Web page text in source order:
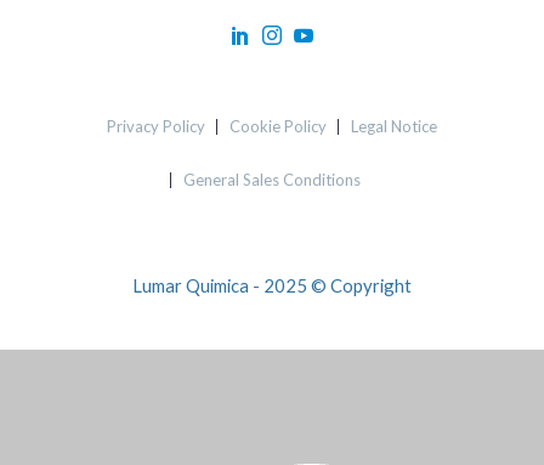
Privacy Policy Cookie Policy Legal Notice
General Sales Conditions
Lumar Quimica - 2025 © Copyright